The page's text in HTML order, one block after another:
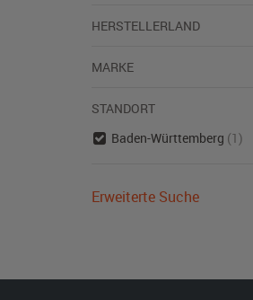
HERSTELLERLAND
MARKE
STANDORT
Baden-Württemberg (1)
Erweiterte Suche